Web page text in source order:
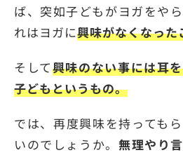
ば、突如子どもがヨガをや
れはヨガに興味がなくなった
そして興味のない事には耳
子どもというもの。
では、再度興味を持っても
いのでしょうか。 無理やり